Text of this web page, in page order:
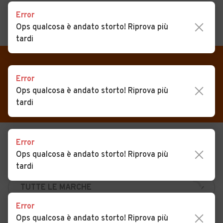
PREFERITI MENU
CERCA
Auto
Auto usate
Auto Km 0
Auto Nuove
Noleggio a lungo termine
Auto d'epoca
Moto
Camper
VENDI
MAGAZINE
ACCEDI
Corvino San Quirico
USATO
KM 0
NOLEGGIO
Error
Ops qualcosa è andato storto! Riprova più
tardi
Error
Ops qualcosa è andato storto! Riprova più
tardi
Error
Ops qualcosa è andato storto! Riprova più
tardi
Error
Ops qualcosa è andato storto! Riprova più